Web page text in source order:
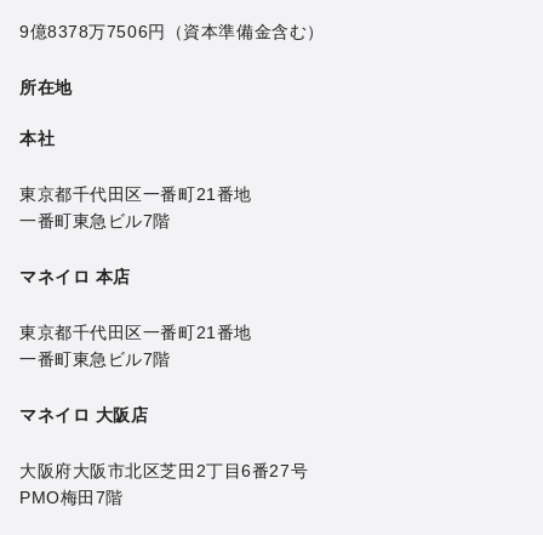
9億8378万7506円 （資本準備金含む）
所在地
本社
東京都千代田区一番町21番地
一番町東急ビル7階
マネイロ 本店
東京都千代田区一番町21番地
一番町東急ビル7階
マネイロ 大阪店
大阪府大阪市北区芝田2丁目6番27号
PMO梅田7階